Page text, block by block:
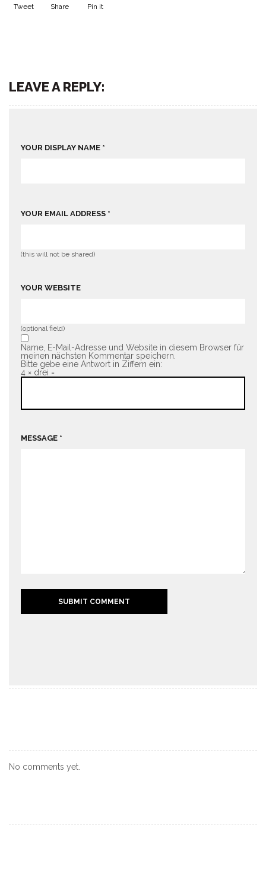
Tweet Share Pin it
LEAVE A REPLY:
YOUR DISPLAY NAME *
YOUR EMAIL ADDRESS *
(this will not be shared)
YOUR WEBSITE
(optional field)
Name, E-Mail-Adresse und Website in diesem Browser für
meinen nächsten Kommentar speichern.
Bitte gebe eine Antwort in Ziffern ein:
4 × drei =
MESSAGE *
No comments yet.